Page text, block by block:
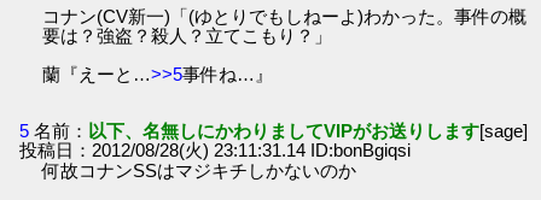
コナン(CV新一)「(ゆとりでもしねーよ)わかった。事件の概
要は？強盗？殺人？立てこもり？」
蘭『えーと…>>5事件ね…』
5 名前： 以下、名無しにかわりましてVIPがお送りします[sage]
投稿日：2012/08/28(火) 23:11:31.14 ID:bonBgiqsi
何故コナンSSはマジキチしかないのか